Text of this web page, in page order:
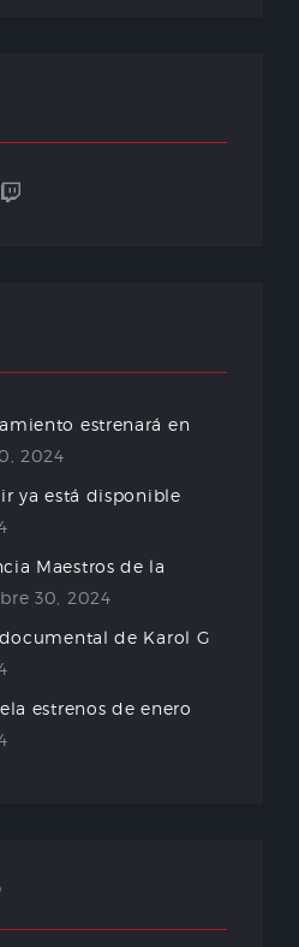
estrenará en
2024
ya está disponible
Maestros de la
30, 2024
de Karol G
estrenos de enero